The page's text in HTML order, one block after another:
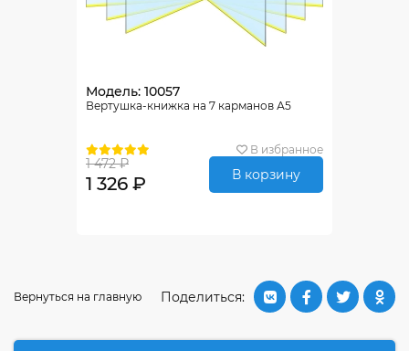
Модель: 10057
Вертушка-книжка на 7 карманов А5
В избранное
1 472 ₽
1 326 ₽ В корзину
Поделиться:
Вернуться на главную